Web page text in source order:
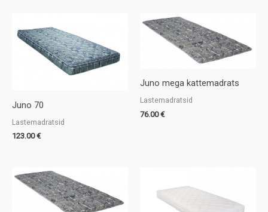
Juno 70
Lastemadratsid
123.00€
Juno mega kattemadrats
Lastemadratsid
76.00€